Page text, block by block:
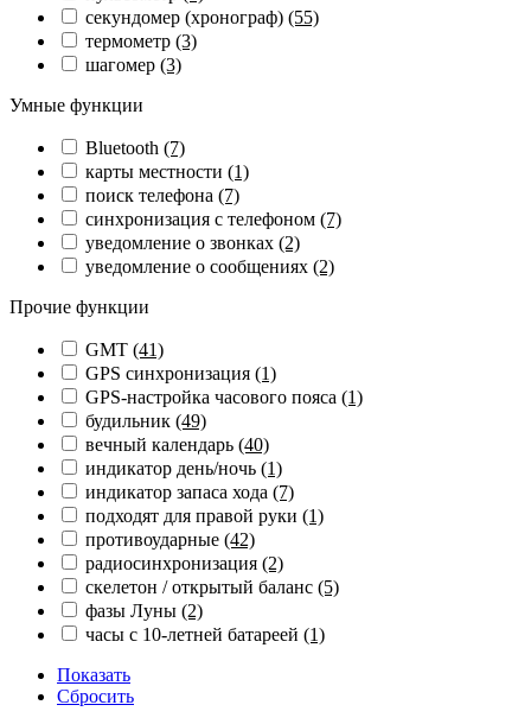
секундомер (хронограф) (55)
термометр (3)
шагомер (3)
Умные функции
Bluetooth (7)
карты местности (1)
поиск телефона (7)
синхронизация с телефоном (7)
уведомление о звонках (2)
уведомление о сообщениях (2)
Прочие функции
GMT (41)
GPS синхронизация (1)
GPS-настройка часового пояса (1)
будильник (49)
вечный календарь (40)
индикатор день/ночь (1)
индикатор запаса хода (7)
подходят для правой руки (1)
противоударные (42)
радиосинхронизация (2)
скелетон / открытый баланс (5)
фазы Луны (2)
часы с 10-летней батареей (1)
Показать
Сбросить